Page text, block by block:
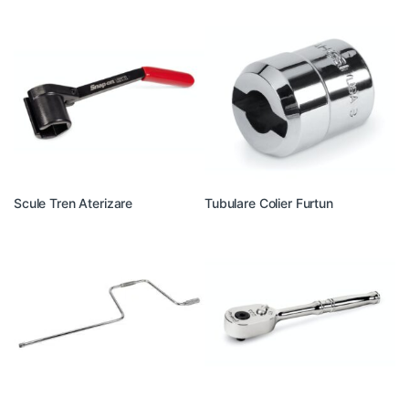
Scule Tren Aterizare Tubulare Colier Furtun